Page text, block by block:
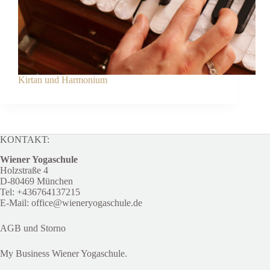
Kirtan und Harmonium
KONTAKT:
Wiener Yogaschule
Holzstraße 4
D-80469 München
Tel: +436764137215
E-Mail: office@wieneryogaschule.de
AGB und Storno
My Business Wiener Yogaschule.